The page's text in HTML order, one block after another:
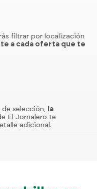
filtrar por localización
a cada oferta que te
selección,
la
El Jornalero te
adicional.